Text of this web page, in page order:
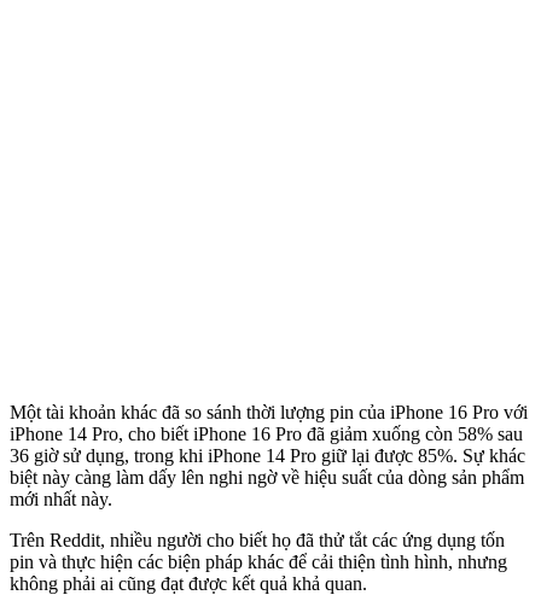
Một tài khoản khác đã so sánh thời lượng pin của iPhone 16 Pro với
iPhone 14 Pro, cho biết iPhone 16 Pro đã giảm xuống còn 58% sau
36 giờ sử dụng, trong khi iPhone 14 Pro giữ lại được 85%. Sự khác
biệt này càng làm dấy lên nghi ngờ về hiệu suất của dòng sản phẩm
mới nhất này.
Trên Reddit, nhiều người cho biết họ đã thử tắt các ứng dụng tốn
pin và thực hiện các biện pháp khác để cải thiện tình hình, nhưng
không phải ai cũng đạt được kết quả khả quan.